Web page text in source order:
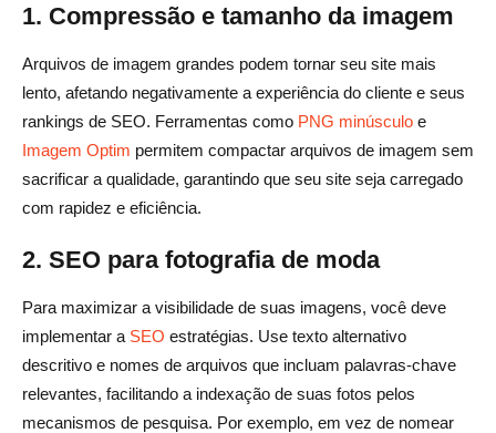
1. Compressão e tamanho da imagem
Arquivos de imagem grandes podem tornar seu site mais
lento, afetando negativamente a experiência do cliente e seus
rankings de SEO. Ferramentas como PNG minúsculo e
Imagem Optim permitem compactar arquivos de imagem sem
sacrificar a qualidade, garantindo que seu site seja carregado
com rapidez e eficiência.
2. SEO para fotografia de moda
Para maximizar a visibilidade de suas imagens, você deve
implementar a SEO estratégias. Use texto alternativo
descritivo e nomes de arquivos que incluam palavras-chave
relevantes, facilitando a indexação de suas fotos pelos
mecanismos de pesquisa. Por exemplo, em vez de nomear